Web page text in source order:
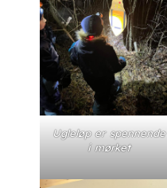
Ugleløp er spennende
i mørket